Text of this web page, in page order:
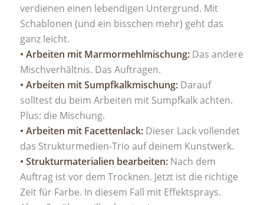
verdienen einen lebendigen Untergrund. Mit
Schablonen (und ein bisschen mehr) geht das
ganz leicht.
• Arbeiten mit Marmormehlmischung:Das andere
Mischverhältnis. Das Auftragen.
• Arbeiten mit Sumpfkalkmischung:Darauf
solltest du beim Arbeiten mit Sumpfkalk achten.
Plus: die Mischung.
• Arbeiten mit Facettenlack:Dieser Lack vollendet
das Strukturmedien-Trio auf deinem Kunstwerk.
• Strukturmaterialien bearbeiten:Nach dem
Auftrag ist vor dem Trocknen. Jetzt ist die richtige
Zeit für Farbe. In diesem Fall mit Effektsprays.